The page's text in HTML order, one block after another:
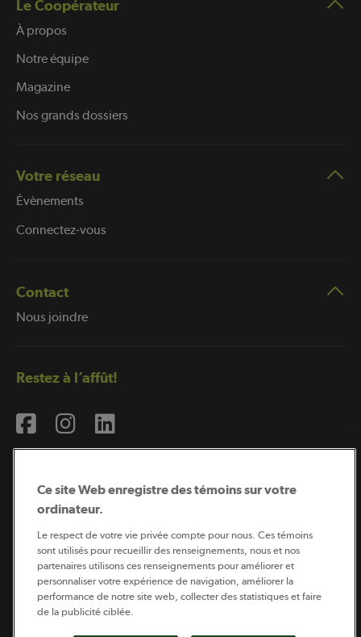
Le Coopérateur
À propos
Notre équipe
Magazine
Nos grands dossiers
Votre réseau
Évènements
Connectez-vous
Contact
Nous joindre
Restez à l’affût!
Coopérateur est publié par Sollio Groupe Coopératif.
Il est l’outil d’information de la coopération agricole
québécoise.
Ce site Web enregistre des témoins sur votre
ordinateur.
Le respect de votre vie privée compte pour nous. Ces témoins
sont utilisés pour recueillir des renseignements, nous et nos
partenaires utilisons ces renseignements pour améliorer et
personnaliser votre expérience de navigation, améliorer la
performance de notre site web, collecter des statistiques et faire
de la publicité ciblée.